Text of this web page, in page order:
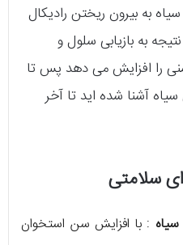
به بیرون ریختن رادیکال
به بازیابی سلول و
را افزایش می دهد پس تا
آشنا شده اید تا آخر
سلامتی
: با افزایش سن استخوان